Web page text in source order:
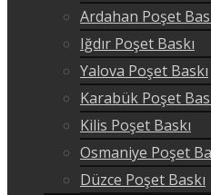
Ardahan Poşet
Iğdır Poşet Baskı
Yalova Poşet Baskı
Karabük Poşet
Kilis Poşet Baskı
Osmaniye Poşet
Düzce Poşet Baskı